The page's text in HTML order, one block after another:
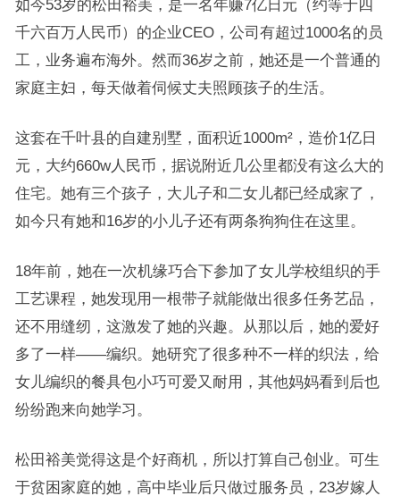
如今53岁的松田裕美，是一名年赚7亿日元（约等于四
千六百万人民币）的企业CEO，公司有超过1000名的员
工，业务遍布海外。然而36岁之前，她还是一个普通的
家庭主妇，每天做着伺候丈夫照顾孩子的生活。
这套在千叶县的自建别墅，面积近1000m²，造价1亿日
元，大约660w人民币，据说附近几公里都没有这么大的
住宅。她有三个孩子，大儿子和二女儿都已经成家了，
如今只有她和16岁的小儿子还有两条狗狗住在这里。
18年前，她在一次机缘巧合下参加了女儿学校组织的手
工艺课程，她发现用一根带子就能做出很多任务艺品，
还不用缝纫，这激发了她的兴趣。从那以后，她的爱好
多了一样——编织。她研究了很多种不一样的织法，给
女儿编织的餐具包小巧可爱又耐用，其他妈妈看到后也
纷纷跑来向她学习。
松田裕美觉得这是个好商机，所以打算自己创业。可生
于贫困家庭的她，高中毕业后只做过服务员，23岁嫁人